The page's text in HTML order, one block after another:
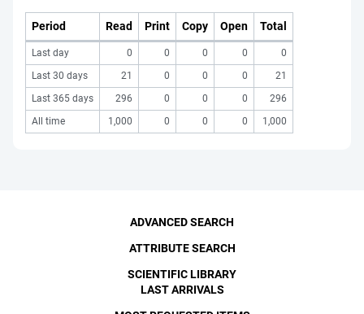
Period Read Print Copy Open Total
Last day 0 0 0 0
0
Last 30 days
21 0 0 0
21
Last 365 days
296 0 0 0
296
All time
1,000 0 0 0 1,000
ADVANCED SEARCH
ATTRIBUTE SEARCH
SCIENTIFIC LIBRARY
LAST ARRIVALS